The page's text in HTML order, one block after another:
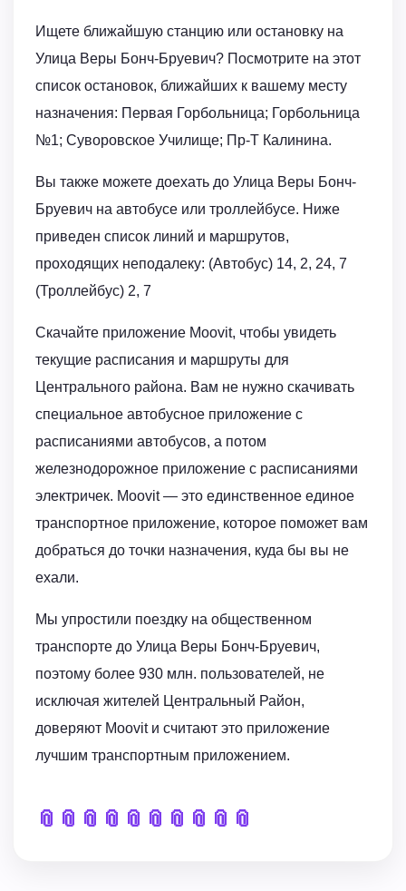
Ищете ближайшую станцию или остановку на
Улица Веры Бонч-Бруевич? Посмотрите на этот
список остановок, ближайших к вашему месту
назначения: Первая Горбольница; Горбольница
№1; Суворовское Училище; Пр-Т Калинина.
Вы также можете доехать до Улица Веры Бонч-
Бруевич на автобусе или троллейбусе. Ниже
приведен список линий и маршрутов,
проходящих неподалеку: (Автобус) 14, 2, 24, 7
(Троллейбус) 2, 7
Скачайте приложение Moovit, чтобы увидеть
текущие расписания и маршруты для
Центрального района. Вам не нужно скачивать
специальное автобусное приложение с
расписаниями автобусов, а потом
железнодорожное приложение с расписаниями
электричек. Moovit — это единственное единое
транспортное приложение, которое поможет вам
добраться до точки назначения, куда бы вы не
ехали.
Мы упростили поездку на общественном
транспорте до Улица Веры Бонч-Бруевич,
поэтому более 930 млн. пользователей, не
исключая жителей Центральный Район,
доверяют Moovit и считают это приложение
лучшим транспортным приложением.
📎 📎 📎 📎 📎 📎 📎 📎 📎 📎